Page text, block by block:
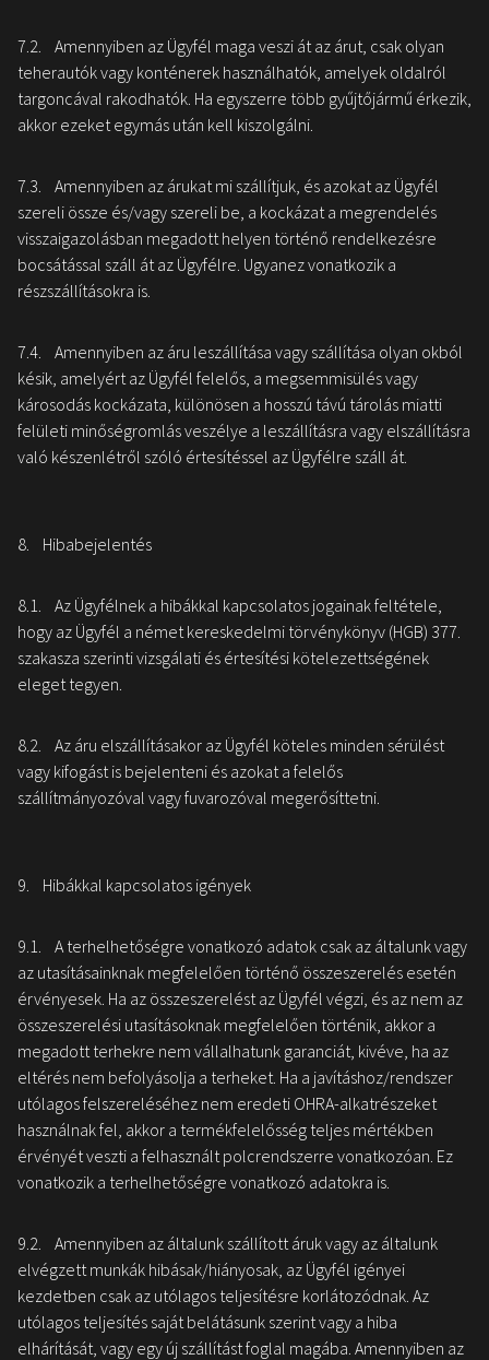
7.2. Amennyiben az Ügyfél maga veszi át az árut, csak olyan
teherautók vagy konténerek használhatók, amelyek oldalról
targoncával rakodhatók. Ha egyszerre több gyűjtőjármű érkezik,
akkor ezeket egymás után kell kiszolgálni.
7.3. Amennyiben az árukat mi szállítjuk, és azokat az Ügyfél
szereli össze és/vagy szereli be, a kockázat a megrendelés
visszaigazolásban megadott helyen történő rendelkezésre
bocsátással száll át az Ügyfélre. Ugyanez vonatkozik a
részszállításokra is.
7.4. Amennyiben az áru leszállítása vagy szállítása olyan okból
késik, amelyért az Ügyfél felelős, a megsemmisülés vagy
károsodás kockázata, különösen a hosszú távú tárolás miatti
felületi minőségromlás veszélye a leszállításra vagy elszállításra
való készenlétről szóló értesítéssel az Ügyfélre száll át.
8. Hibabejelentés
8.1. Az Ügyfélnek a hibákkal kapcsolatos jogainak feltétele,
hogy az Ügyfél a német kereskedelmi törvénykönyv (HGB) 377.
szakasza szerinti vizsgálati és értesítési kötelezettségének
eleget tegyen.
8.2. Az áru elszállításakor az Ügyfél köteles minden sérülést
vagy kifogást is bejelenteni és azokat a felelős
szállítmányozóval vagy fuvarozóval megerősíttetni.
9. Hibákkal kapcsolatos igények
9.1. A terhelhetőségre vonatkozó adatok csak az általunk vagy
az utasításainknak megfelelően történő összeszerelés esetén
érvényesek. Ha az összeszerelést az Ügyfél végzi, és az nem az
összeszerelési utasításoknak megfelelően történik, akkor a
megadott terhekre nem vállalhatunk garanciát, kivéve, ha az
eltérés nem befolyásolja a terheket. Ha a javításhoz/rendszer
utólagos felszereléséhez nem eredeti OHRA-alkatrészeket
használnak fel, akkor a termékfelelősség teljes mértékben
érvényét veszti a felhasznált polcrendszerre vonatkozóan. Ez
vonatkozik a terhelhetőségre vonatkozó adatokra is.
9.2. Amennyiben az általunk szállított áruk vagy az általunk
elvégzett munkák hibásak/hiányosak, az Ügyfél igényei
kezdetben csak az utólagos teljesítésre korlátozódnak. Az
utólagos teljesítés saját belátásunk szerint vagy a hiba
elhárítását, vagy egy új szállítást foglal magába. Amennyiben az